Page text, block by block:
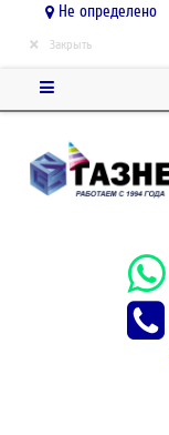
Не определено
× Закрыть